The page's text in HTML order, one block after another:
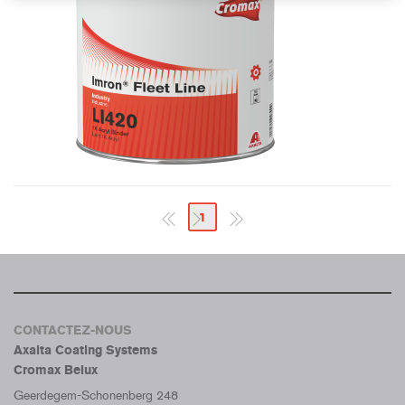
1
CONTACTEZ-NOUS
Axalta Coating Systems
Cromax Belux
Geerdegem-Schonenberg 248